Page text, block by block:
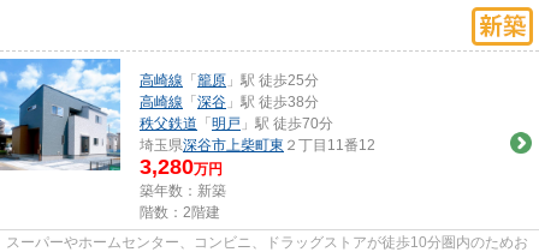
高崎線 「籠原 」駅 徒歩25分
高崎線 「深谷 」駅 徒歩38分
秩父鉄道 「明戸 」駅 徒歩70分
埼玉県深谷市 上柴町東 ２丁目11番12
3,280万円
築年数：新築
階数：2階建
スーパーやホームセンター、コンビニ、ドラッグストアが徒歩10分圏内のためお